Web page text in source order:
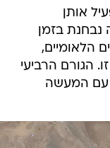
אותן
נבחנת בזמן
הלאומיים,
הגורם הרביעי
עם המעשה